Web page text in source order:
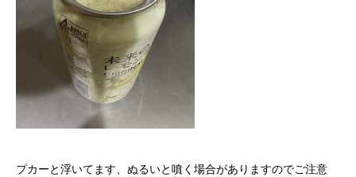
プカーと浮いてます、ぬるいと噴く場合がありますのでご注意